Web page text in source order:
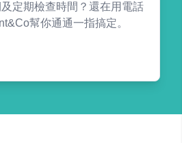
定期檢查時間？還在用電話
幫你通通一指搞定。